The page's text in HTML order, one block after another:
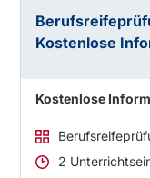
Kostenlose
Kostenlose
2